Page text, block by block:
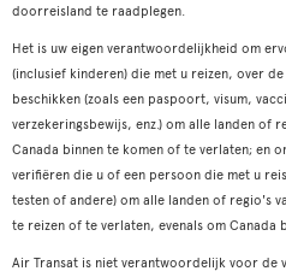
doorreisland te raadplegen.
Het is uw eigen verantwoordelijkheid om
(inclusief kinderen) die met u reizen, over
beschikken (zoals een paspoort, visum,
verzekeringsbewijs, enz.) om alle landen of
Canada binnen te komen of te verlaten; en
verifiëren die u of een persoon die met u
testen of andere) om alle landen of regio's
te reizen of te verlaten, evenals om Canada
Air Transat is niet verantwoordelijk voor de